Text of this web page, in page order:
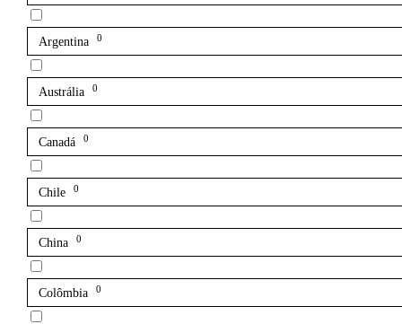
Argentina 0
Austrália 0
Canadá 0
Chile 0
China 0
Colômbia 0